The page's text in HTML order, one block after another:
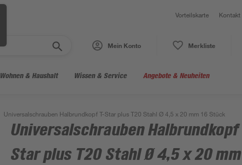
Vorteilskarte Kontakt
Mein Konto Merkliste
Wohnen & Haushalt Wissen & Service Angebote & Neuheiten
Universalschrauben Halbrundkopf T-Star plus T20 Stahl Ø 4,5 x 20 mm 16 Stück
Universalschrauben
Star plus T20 Stahl Ø 4,5 x 20